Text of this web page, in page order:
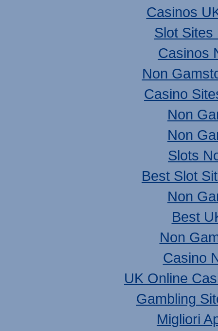
Casinos
Slot
Casinos
Non
Casino
Non
Non
Slots
Best Slot
Non
Best
Non
Casino
UK Online
Gambling
Migliori